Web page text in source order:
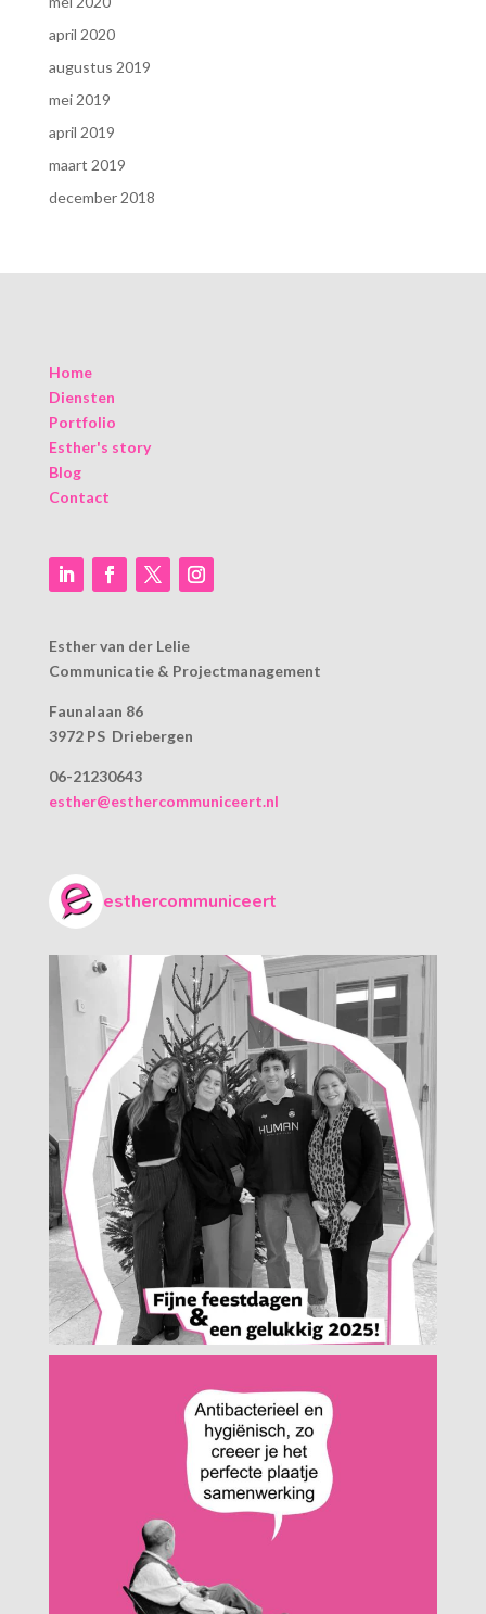
april 2020
augustus 2019
mei 2019
april 2019
maart 2019
december 2018
Home
Diensten
Portfolio
Esther's story
Blog
Contact
Esther van der Lelie
Communicatie & Projectmanagement
Faunalaan 86
3972 PS Driebergen
06-21230643
esther@esthercommuniceert.nl
esthercommuniceert